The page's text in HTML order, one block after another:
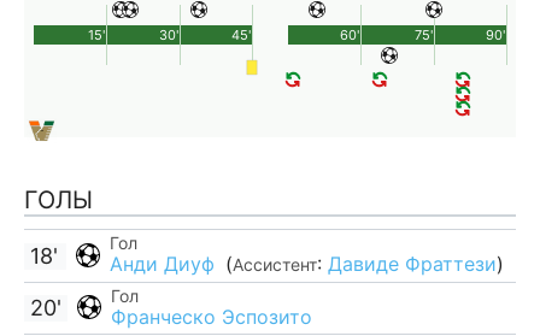
45'
15' 30' 90'
60' 75'
ГОЛЫ
Гол
Анди Диуф (Ассистент: Давиде Фраттези)
18'
Гол
Франческо Эспозито
20'